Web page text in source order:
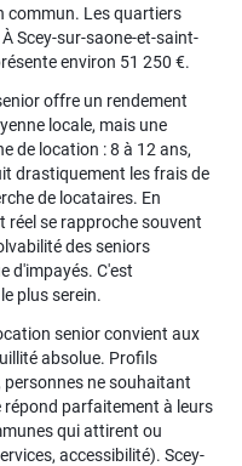
commun. Les quartiers
Scey-sur-saone-et-saint-
environ 51 250 €.
offre un rendement
locale, mais une
de location : 8 à 12 ans,
drastiquement les frais de
de locataires. En
réel se rapproche souvent
des seniors
d'impayés. C'est
plus serein.
senior convient aux
absolue. Profils
ne souhaitant
parfaitement à leurs
qui attirent ou
accessibilité). Scey-